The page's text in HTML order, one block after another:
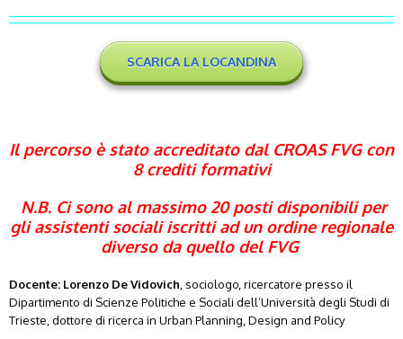
SCARICA LA LOCANDINA
Il percorso è stato accreditato dal CROAS FVG con
8 crediti formativi
N.B. Ci sono al massimo 20 posti disponibili per
gli assistenti sociali iscritti ad un ordine regionale
diverso da quello del FVG
Docente: Lorenzo De Vidovich , sociologo, ricercatore presso il
Dipartimento di Scienze Politiche e Sociali dell’Università degli Studi di
Trieste, dottore di ricerca in Urban Planning, Design and Policy